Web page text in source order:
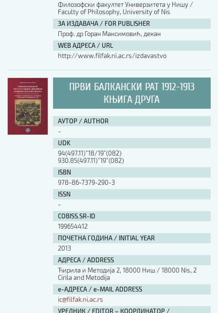
Филозофски факултет Универзитета у Нишу /
Faculty of Philosophy, University of Nis
ЗА ИЗДАВАЧА / FOR PUBLISHER
Проф. др Горан Максимовић, декан
WEB АДРЕСА / URL
http://www.filfak.ni.ac.rs/izdavastvo
ПРВИ БАЛКАНСКИ РАТ 1912-1913
КЊИГА ДРУГА
АУТОР / AUTHOR
-
UDK
94(497.11)”18/19”(082)
930.85(497.11)”19”(082)
ISBN
978-86-7379-290-3
ISSN
-
COBISS.SR-ID
199654412
ПОЧЕТНА ГОДИНА / INITIAL YEAR
2013
АДРЕСА / ADDRESS
Ћирила и Методија 2, 18000 Ниш / 18000 Nis, 2
Cirila and Metodija
е-АДРЕСА / e-MAIL ADDRESS
ic@filfak.ni.ac.rs
УРЕДНИК / EDITOR – КООРДИНАТОР /